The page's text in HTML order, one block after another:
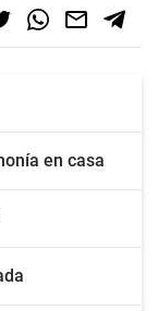
en casa